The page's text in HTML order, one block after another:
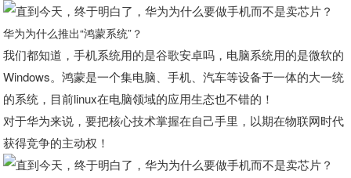
华为为什么推出“鸿蒙系统”？
我们都知道，手机系统用的是谷歌安卓吗，电脑系统用的是微软的
Windows。鸿蒙是一个集电脑、手机、汽车等设备于一体的大一统
的系统，目前linux在电脑领域的应用生态也不错的！
对于华为来说，要把核心技术掌握在自己手里，以期在物联网时代
获得竞争的主动权！